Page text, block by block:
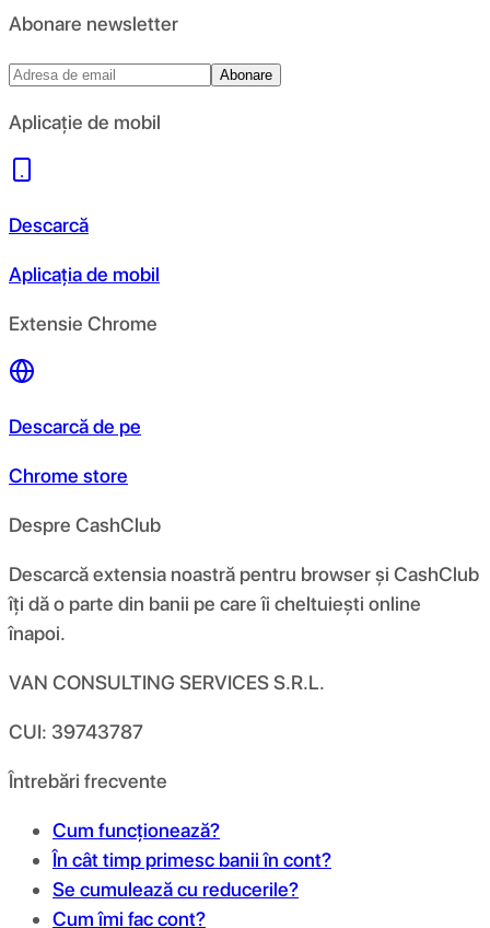
Abonare newsletter
Abonare
Aplicație de mobil
Descarcă
Aplicația de mobil
Extensie Chrome
Descarcă de pe
Chrome store
Despre CashClub
Descarcă extensia noastră pentru browser și CashClub
îți dă o parte din banii pe care îi cheltuiești online
înapoi.
VAN CONSULTING SERVICES S.R.L.
CUI: 39743787
Întrebări frecvente
Cum funcționează?
În cât timp primesc banii în cont?
Se cumulează cu reducerile?
Cum îmi fac cont?